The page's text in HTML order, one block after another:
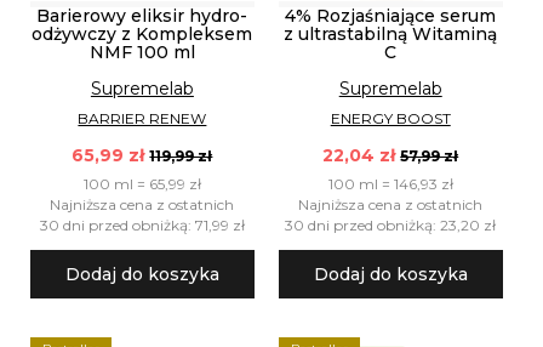
Barierowy eliksir hydro-
odżywczy z Kompleksem
NMF 100 ml
Supremelab
BARRIER RENEW
65,99 zł 119,99 zł
100 ml = 65,99 zł
Najniższa cena z ostatnich
30 dni przed obniżką: 71,99 zł
Dodaj do koszyka
4% Rozjaśniające serum
z ultrastabilną Witaminą
C
Supremelab
ENERGY BOOST
22,04 zł 57,99 zł
100 ml = 146,93 zł
Najniższa cena z ostatnich
30 dni przed obniżką: 23,20 zł
Dodaj do koszyka